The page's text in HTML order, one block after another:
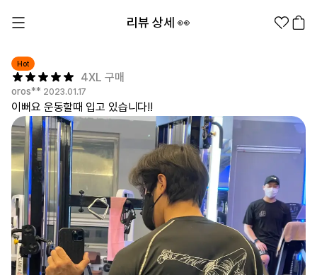
Hot
4XL 구매
oros** 2023.01.17
이뻐요 운동할때 입고 있습니다!!
리뷰 상세 👀
1분컷 무료 템플릿 대량 주문 기업/웰컴 키트 굿즈 제작 방법
의류
패션잡화
팬굿즈
의류 카테고리
전체상품 1분컷 티셔츠 티셔츠